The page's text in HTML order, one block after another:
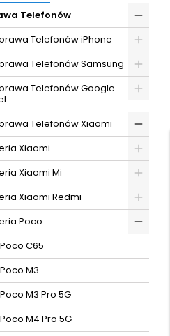
Telefonów
Telefonów iPhone
Telefonów Samsung
Telefonów Google
Telefonów Xiaomi
Xiaomi
Xiaomi Mi
Xiaomi Redmi
Poco
Poco C65
Poco M3
Poco M3 Pro 5G
Poco M4 Pro 5G